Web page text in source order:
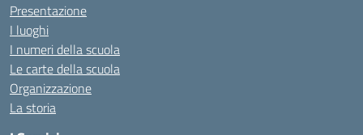
Presentazione
I luoghi
I numeri della scuola
Le carte della scuola
Organizzazione
La storia